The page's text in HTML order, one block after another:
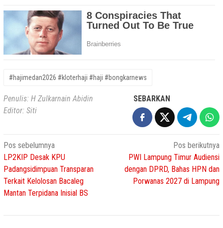
#hajimedan2026 #kloterhaji #haji #bongkarnews
Penulis: H Zulkarnain Abidin
Editor: Siti
SEBARKAN
Navigasi
pos
Pos sebelumnya
LP2KIP Desak KPU
Padangsidimpuan Transparan
Terkait Kelolosan Bacaleg
Mantan Terpidana Inisial BS
Pos berikutnya
PWI Lampung Timur Audiensi
dengan DPRD, Bahas HPN dan
Porwanas 2027 di Lampung